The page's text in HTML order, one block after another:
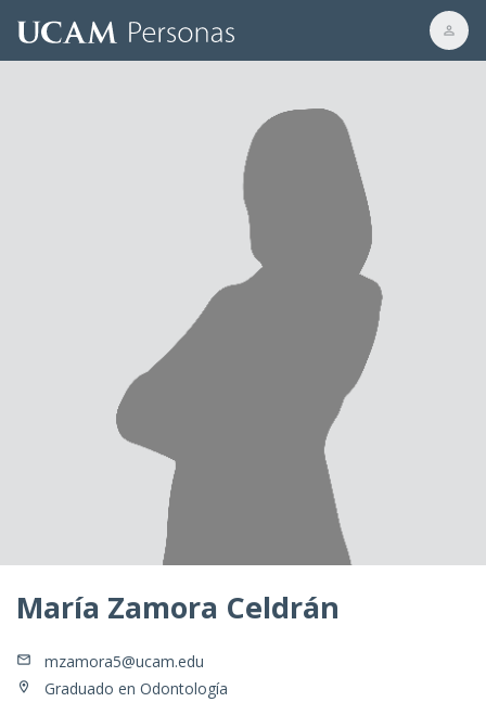
María Zamora Celdrán
mzamora5@ucam.edu
Graduado en Odontología